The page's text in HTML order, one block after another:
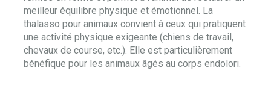
meilleur équilibre physique et émotionnel. La
thalasso pour animaux convient à ceux qui pratiquent
une activité physique exigeante (chiens de travail,
chevaux de course, etc.). Elle est particulièrement
bénéfique pour les animaux âgés au corps endolori.